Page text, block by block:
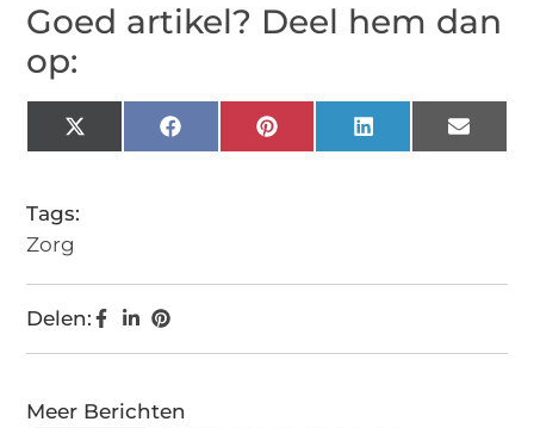
Goed artikel? Deel hem dan
op:
X
(Twitter)
FacebookPinterestLinkedIn Email
Tags:
Zorg
Delen:
Meer Berichten